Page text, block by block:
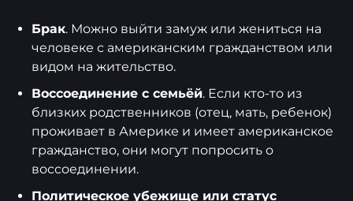
Брак. Можно выйти замуж или жениться на
человеке с американским гражданством или
видом на жительство.
Воссоединение с семьёй. Если кто-то из
близких родственников (отец, мать, ребенок)
проживает в Америке и имеет американское
гражданство, они могут попросить о
воссоединении.
Политическое убежище или статус